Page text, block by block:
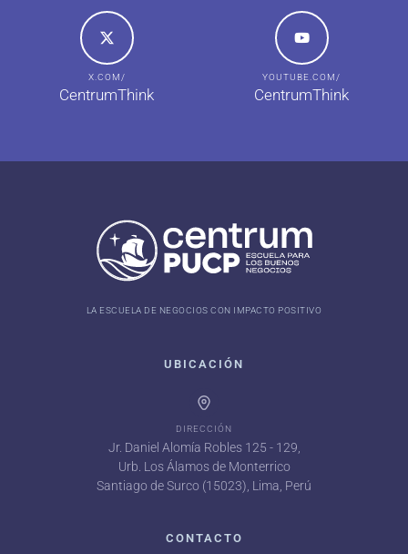
X.COM/
CentrumThink
YOUTUBE.COM/
CentrumThink
LA ESCUELA DE NEGOCIOS CON IMPACTO POSITIVO
UBICACIÓN
DIRECCIÓN
Jr. Daniel Alomía Robles 125 - 129,
Urb. Los Álamos de Monterrico
Santiago de Surco (15023), Lima, Perú
CONTACTO